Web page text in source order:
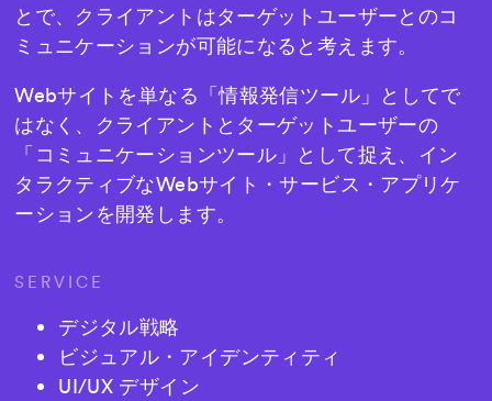
とで、クライアントはターゲットユーザーとのコ
ミュニケーションが可能になると考えます。
Webサイトを単なる「情報発信ツール」としてで
はなく、クライアントとターゲットユーザーの
「コミュニケーションツール」として捉え、イン
タラクティブなWebサイト・サービス・アプリケ
ーションを開発します。
SERVICE
デジタル戦略
ビジュアル・アイデンティティ
UI/UX デザイン